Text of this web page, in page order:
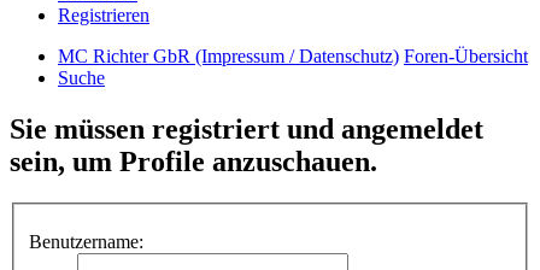
Registrieren
MC Richter GbR (Impressum / Datenschutz) Foren-Übersicht
Suche
Sie müssen registriert und angemeldet
sein, um Profile anzuschauen.
Benutzername: